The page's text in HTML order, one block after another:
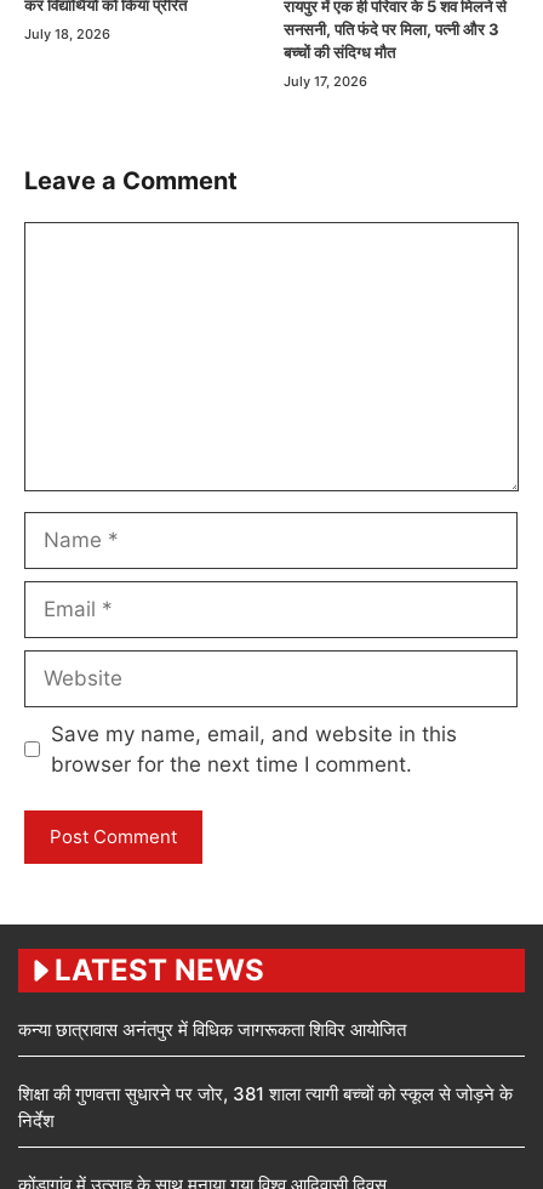
कर विद्यार्थियों को किया प्रेरित
July 18, 2026
रायपुर में एक ही परिवार के 5 शव मिलने से
सनसनी, पति फंदे पर मिला, पत्नी और 3
बच्चों की संदिग्ध मौत
July 17, 2026
Leave a Comment
Save my name, email, and website in this
browser for the next time I comment.
LATEST NEWS
कन्या छात्रावास अनंतपुर में विधिक जागरूकता शिविर आयोजित
शिक्षा की गुणवत्ता सुधारने पर जोर, 381 शाला त्यागी बच्चों को स्कूल से जोड़ने के
निर्देश